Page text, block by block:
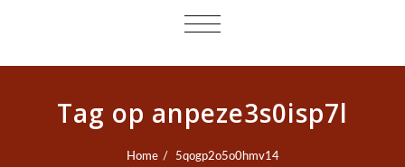
NAVIGATIE
Tag op anpeze3s0isp7l
Home 5qogp2o5o0hmv14